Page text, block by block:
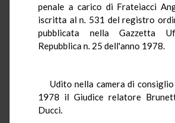
penale a carico di Frateiacci
iscritta al n. 531 del registro
pubblicata nella Gazzetta
Repubblica n. 25 dell'anno 1978.
Udito nella camera di
1978 il Giudice relatore
Ducci.